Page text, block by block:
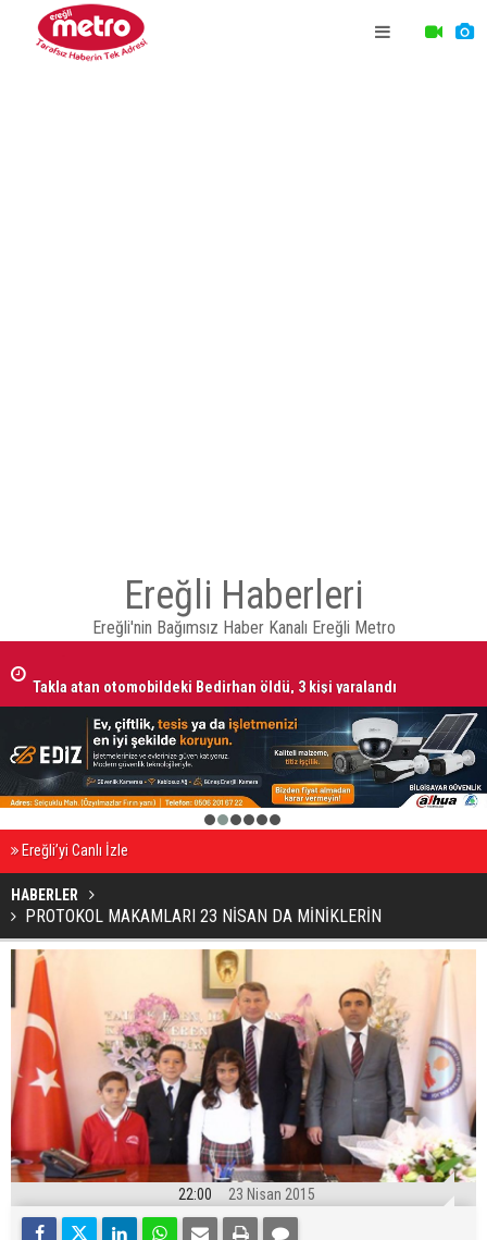
Ereğli Haberleri
Ereğli'nin Bağımsız Haber Kanalı Ereğli Metro
EREĞLİ'DE GÜNDEMİ SARSAN İSTİFA
2 3 4 5 6
Ereğli’yi Canlı İzle
HABERLER
PROTOKOL MAKAMLARI 23 NİSAN DA MİNİKLERİN
22:00 23 Nisan 2015